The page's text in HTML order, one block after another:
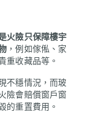
火險只保障樓宇
，例如傢俬、家
重收藏品等。
不穩情況，而玻
險會賠償窗戶窗
的重置費用。